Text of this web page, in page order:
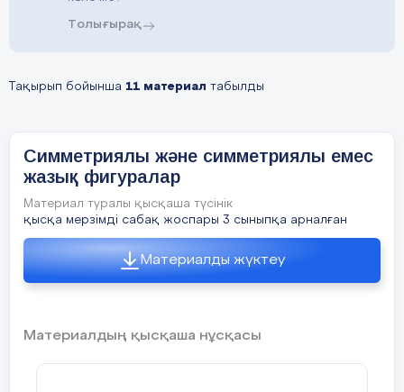
Толығырақ
Тақырып бойынша 11 материал табылды
Симметриялы және симметриялы емес
жазық фигуралар
Материал туралы қысқаша түсінік
қысқа мерзімді сабақ жоспары 3 сыныпқа арналған
Материалды жүктеу
Материалдың қысқаша нұсқасы